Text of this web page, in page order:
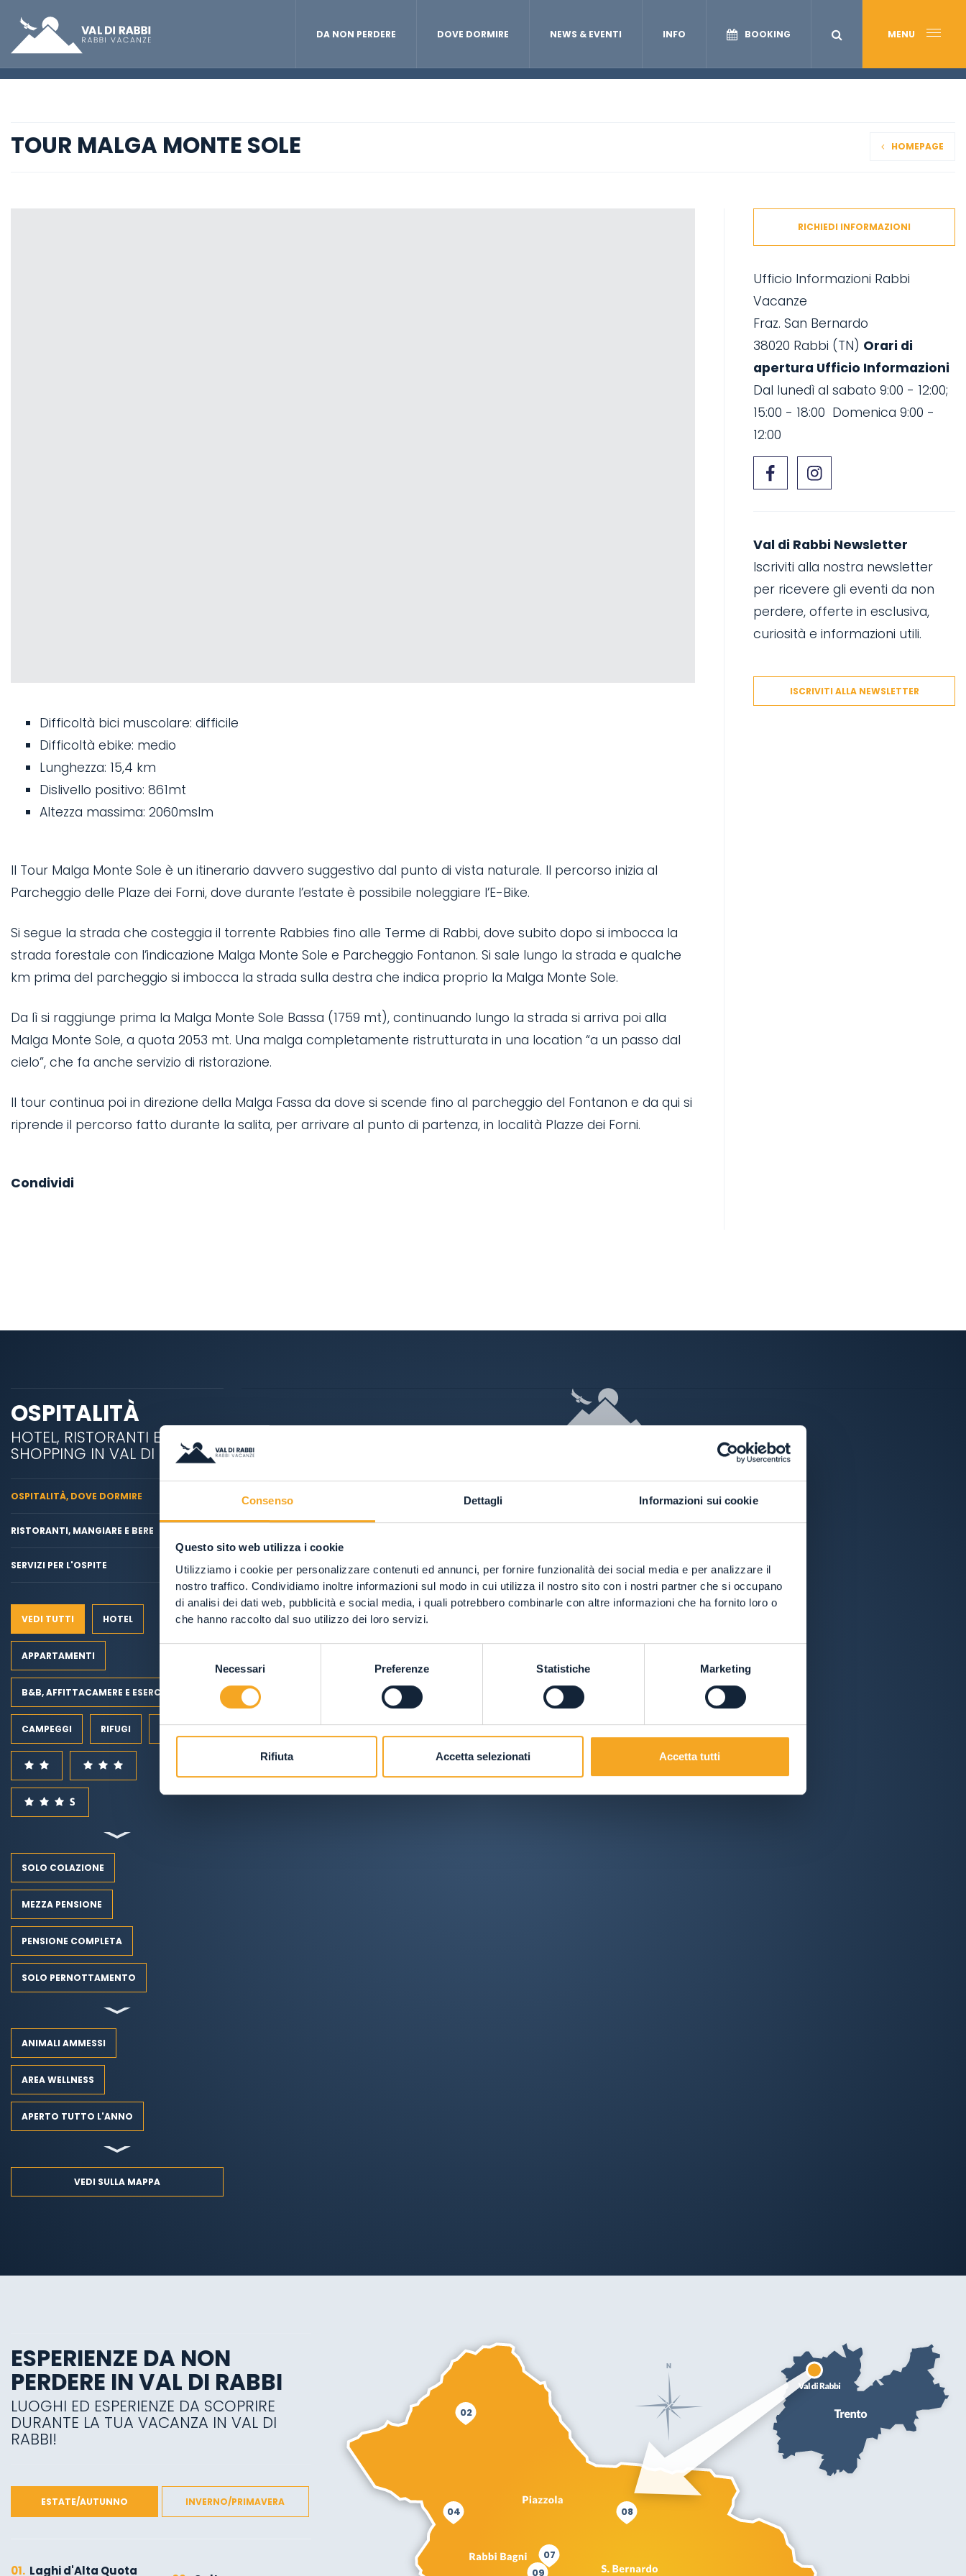
Consenso Dettagli Informazioni sui cookie
Questo sito web utilizza i cookie
Utilizziamo i cookie per personalizzare contenuti ed annunci, per fornire funzionalità dei social media e per analizzare il
nostro traffico. Condividiamo inoltre informazioni sul modo in cui utilizza il nostro sito con i nostri partner che si occupano
di analisi dei dati web, pubblicità e social media, i quali potrebbero combinarle con altre informazioni che ha fornito loro o
che hanno raccolto dal suo utilizzo dei loro servizi.
Necessari Preferenze Statistiche Marketing
Rifiuta Accetta selezionati Accetta tutti
DA NON PERDERE DOVE DORMIRE NEWS & EVENTI INFO BOOKING MENU
TOUR MALGA MONTE SOLE HOMEPAGE
Difficoltà bici muscolare: difficile
Difficoltà ebike: medio
Lunghezza: 15,4 km
Dislivello positivo: 861mt
Altezza massima: 2060mslm
Il Tour Malga Monte Sole è un itinerario davvero suggestivo dal punto di vista naturale. Il percorso inizia al
Parcheggio delle Plaze dei Forni, dove durante l’estate è possibile noleggiare l’E-Bike.
Si segue la strada che costeggia il torrente Rabbies fino alle Terme di Rabbi, dove subito dopo si imbocca la
strada forestale con l’indicazione Malga Monte Sole e Parcheggio Fontanon. Si sale lungo la strada e qualche
km prima del parcheggio si imbocca la strada sulla destra che indica proprio la Malga Monte Sole.
Da lì si raggiunge prima la Malga Monte Sole Bassa (1759 mt), continuando lungo la strada si arriva poi alla
Malga Monte Sole, a quota 2053 mt. Una malga completamente ristrutturata in una location “a un passo dal
cielo”, che fa anche servizio di ristorazione.
Il tour continua poi in direzione della Malga Fassa da dove si scende fino al parcheggio del Fontanon e da qui si
riprende il percorso fatto durante la salita, per arrivare al punto di partenza, in località Plazze dei Forni.
Condividi
RICHIEDI INFORMAZIONI
Ufficio Informazioni Rabbi
Vacanze
Fraz. San Bernardo
38020 Rabbi (TN) Orari di
apertura Ufficio Informazioni
Dal lunedì al sabato 9:00 - 12:00;
15:00 - 18:00 Domenica 9:00 -
12:00
Val di Rabbi Newsletter
Iscriviti alla nostra newsletter
per ricevere gli eventi da non
perdere, offerte in esclusiva,
curiosità e informazioni utili.
ISCRIVITI ALLA NEWSLETTER
OSPITALITÀ
HOTEL, RISTORANTI E
SHOPPING IN VAL DI RABBI
OSPITALITÀ, DOVE DORMIRE
RISTORANTI, MANGIARE E BERE
SERVIZI PER L'OSPITE
VEDI TUTTI HOTEL
APPARTAMENTI
B&B, AFFITTACAMERE E ESERCIZI RURALI
CAMPEGGI RIFUGI
SOLO COLAZIONE
MEZZA PENSIONE
PENSIONE COMPLETA
SOLO PERNOTTAMENTO
ANIMALI AMMESSI
AREA WELLNESS
APERTO TUTTO L'ANNO
VEDI SULLA MAPPA
ESPERIENZE DA NON
PERDERE IN VAL DI RABBI
LUOGHI ED ESPERIENZE DA SCOPRIRE
DURANTE LA TUA VACANZA IN VAL DI
RABBI!
ESTATE/AUTUNNO INVERNO/PRIMAVERA
01. Laghi d'Alta Quota 09
08
07
04
02